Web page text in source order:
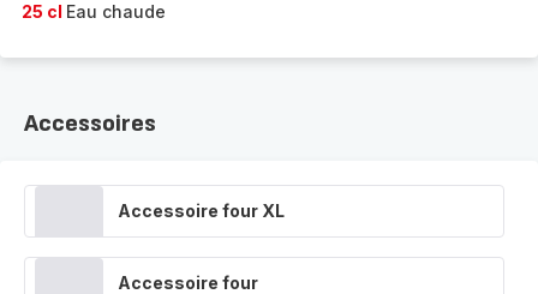
25 cl Eau chaude
Accessoires
Accessoire four XL
Accessoire four